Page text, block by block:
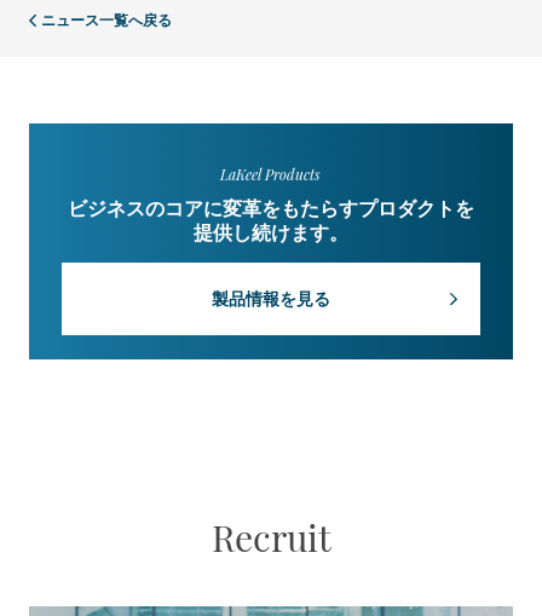
ニュース一覧へ戻る
LaKeel Products
ビジネスのコアに変革をもたらすプロダクトを
提供し続けます。
製品情報を見る
Recruit